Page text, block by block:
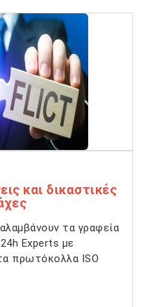
και δικαστικές
τα γραφεία
Experts με
πρωτόκολλα ISO